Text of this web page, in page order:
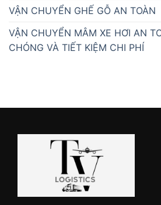
VẬN CHUYỂN GHẾ GỖ AN TOÀN
VẬN CHUYỂN MÂM XE HƠI AN
CHÓNG VÀ TIẾT KIỆM CHI PHÍ